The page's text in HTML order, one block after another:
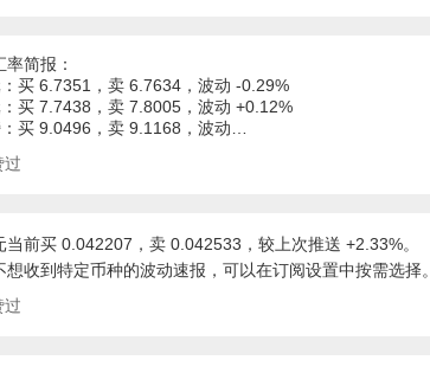
率简报：
：买 6.7351，卖 6.7634，波动 -0.29%
：买 7.7438，卖 7.8005，波动 +0.12%
：买 9.0496，卖 9.1168，波动…
过
当前买 0.042207，卖 0.042533，较上次推送 +2.33%。
想收到特定币种的波动速报，可以在订阅设置中按需选择。
过